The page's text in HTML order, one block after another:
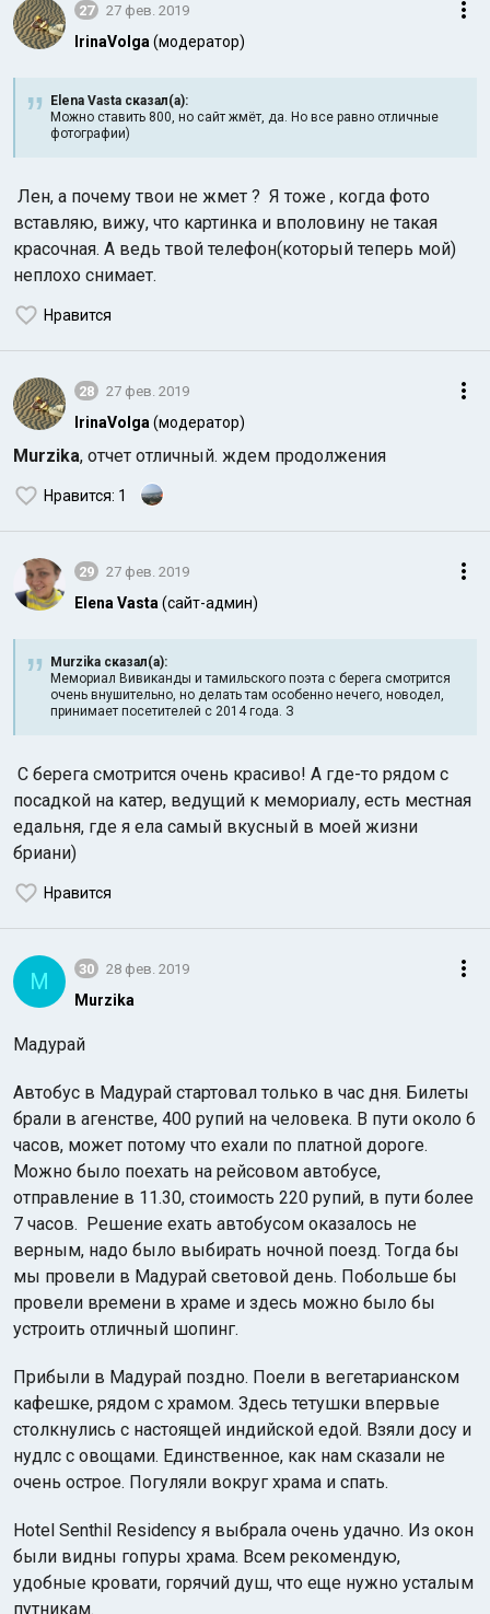
27 27 фев. 2019
IrinaVolga (модератор)
Elena Vasta сказал(а):
Можно ставить 800, но сайт жмёт, да. Но все равно отличные
фотографии)
Лен, а почему твои не жмет ? Я тоже , когда фото
вставляю, вижу, что картинка и вполовину не такая
красочная. А ведь твой телефон(который теперь мой)
неплохо снимает.
Нравится
28 27 фев. 2019
IrinaVolga (модератор)
Murzika, отчет отличный. ждем продолжения
Нравится: 1
29 27 фев. 2019
Elena Vasta (сайт-админ)
Murzika сказал(а):
Мемориал Вивиканды и тамильского поэта с берега смотрится
очень внушительно, но делать там особенно нечего, новодел,
принимает посетителей с 2014 года. З
С берега смотрится очень красиво! А где-то рядом с
посадкой на катер, ведущий к мемориалу, есть местная
едальня, где я ела самый вкусный в моей жизни
бриани)
Нравится
M 30 28 фев. 2019
Murzika
Мадурай
Автобус в Мадурай стартовал только в час дня. Билеты
брали в агенстве, 400 рупий на человека. В пути около 6
часов, может потому что ехали по платной дороге.
Можно было поехать на рейсовом автобусе,
отправление в 11.30, стоимость 220 рупий, в пути более
7 часов. Решение ехать автобусом оказалось не
верным, надо было выбирать ночной поезд. Тогда бы
мы провели в Мадурай световой день. Побольше бы
провели времени в храме и здесь можно было бы
устроить отличный шопинг.
Прибыли в Мадурай поздно. Поели в вегетарианском
кафешке, рядом с храмом. Здесь тетушки впервые
столкнулись с настоящей индийской едой. Взяли досу и
нудлс с овощами. Единственное, как нам сказали не
очень острое. Погуляли вокруг храма и спать.
Hotel Senthil Residency я выбрала очень удачно. Из окон
были видны гопуры храма. Всем рекомендую,
удобные кровати, горячий душ, что еще нужно усталым
путникам.